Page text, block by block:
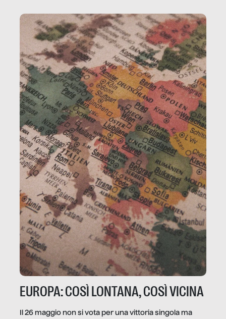
EUROPA: COSÌ LONTANA, COSÌ VICINA
Il 26 maggio non si vota per una vittoria singola ma